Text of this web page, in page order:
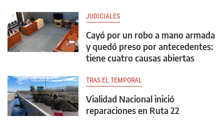
JUDICIALES
Cayó por un robo a mano armada
y quedó preso por antecedentes:
tiene cuatro causas abiertas
TRAS EL TEMPORAL
Vialidad Nacional inició
reparaciones en Ruta 22